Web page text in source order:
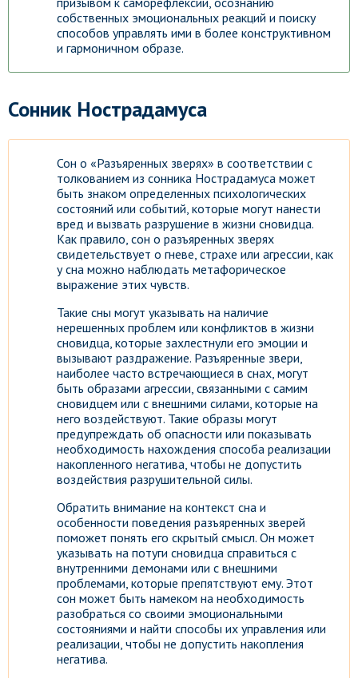
собственных эмоциональных реакций и поиску
способов управлять ими в более конструктивном
и гармоничном образе.
Сонник Нострадамуса
Сон о «Разъяренных зверях» в соответствии с
толкованием из сонника Нострадамуса может
быть знаком определенных психологических
состояний или событий, которые могут нанести
вред и вызвать разрушение в жизни сновидца.
Как правило, сон о разъяренных зверях
свидетельствует о гневе, страхе или агрессии, как
у сна можно наблюдать метафорическое
выражение этих чувств.
Такие сны могут указывать на наличие
нерешенных проблем или конфликтов в жизни
сновидца, которые захлестнули его эмоции и
вызывают раздражение. Разъяренные звери,
наиболее часто встречающиеся в снах, могут
быть образами агрессии, связанными с самим
сновидцем или с внешними силами, которые на
него воздействуют. Такие образы могут
предупреждать об опасности или показывать
необходимость нахождения способа реализации
накопленного негатива, чтобы не допустить
воздействия разрушительной силы.
Обратить внимание на контекст сна и
особенности поведения разъяренных зверей
поможет понять его скрытый смысл. Он может
указывать на потуги сновидца справиться с
внутренними демонами или с внешними
проблемами, которые препятствуют ему. Этот
сон может быть намеком на необходимость
разобраться со своими эмоциональными
состояниями и найти способы их управления или
реализации, чтобы не допустить накопления
негатива.